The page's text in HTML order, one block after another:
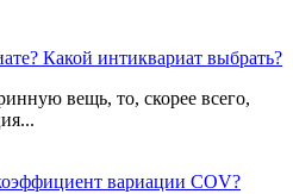
Какой интиквариат выбрать?
вещь, то, скорее всего,
вариации COV?